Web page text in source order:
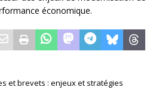
économique.
et brevets : enjeux et stratégies